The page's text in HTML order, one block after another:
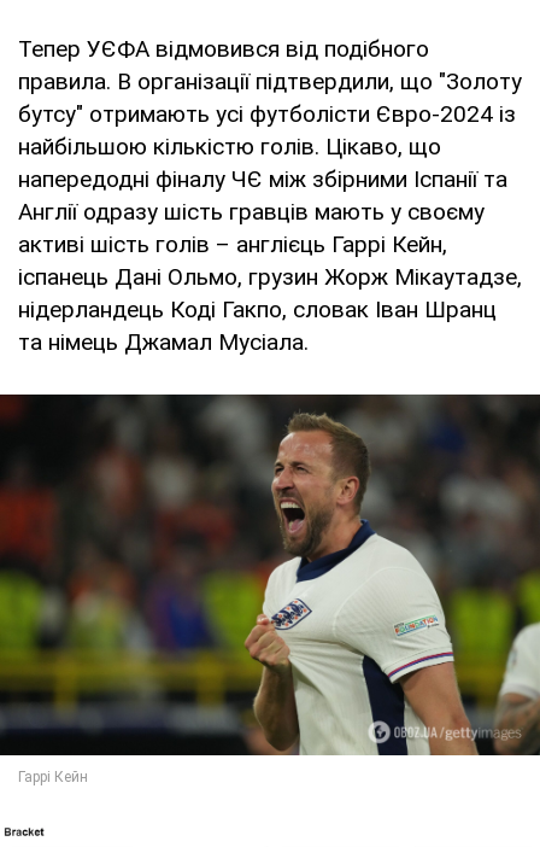
Тепер УЄФА відмовився від подібного
правила. В організації підтвердили, що "Золоту
бутсу" отримають усі футболісти Євро-2024 із
найбільшою кількістю голів. Цікаво, що
напередодні фіналу ЧЄ між збірними Іспанії та
Англії одразу шість гравців мають у своєму
активі шість голів – англієць Гаррі Кейн,
іспанець Дані Ольмо, грузин Жорж Мікаутадзе,
нідерландець Коді Гакпо, словак Іван Шранц
та німець Джамал Мусіала.